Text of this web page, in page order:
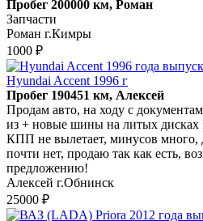
Пробег 200000 км, Роман
Запчасти
Роман г.Кимры
1000 ₽
Hyundai Accent 1996 г
Пробег 190451 км, Алексей
Продам авто, на ходу с
из + новые шины на литых дисках
КПП не вылетает, минусов много,
почти нет, продаю так как есть,
предложению!
Алексей г.Обнинск
25000 ₽